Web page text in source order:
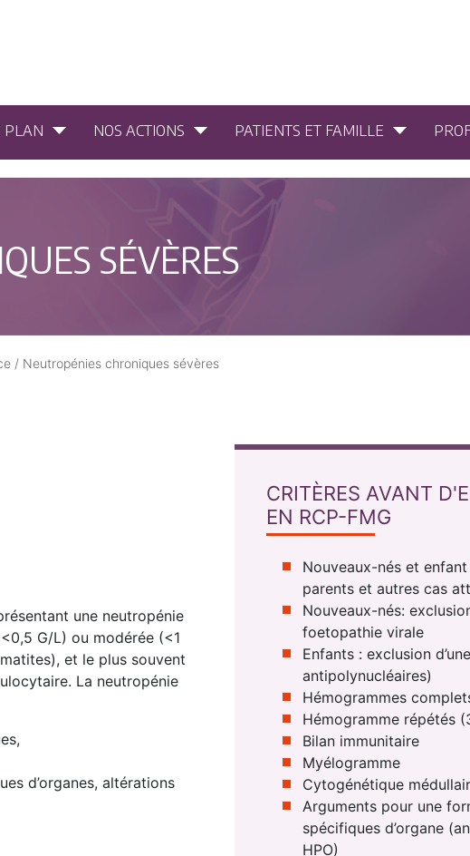
PLAN NOS ACTIONS PATIENTS ET FAMILLE
SÉVÈRES
/ Neutropénies chroniques sévères
une neutropénie
G/L) ou modérée (<1
et le plus souvent
La neutropénie
d’organes, altérations
CRITÈRES AVANT
EN RCP-FMG
Nouveaux-nés et
parents et autres cas
Nouveaux-nés:
foetopathie virale
Enfants : exclusion
antipolynucléaires)
Hémogrammes
Hémogramme répétés
Bilan immunitaire
Myélogramme
Cytogénétique
Arguments pour une
spécifiques d’organe
HPO)